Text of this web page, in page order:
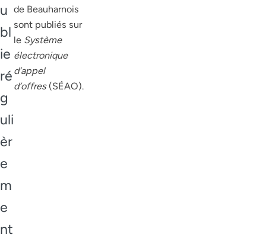
u
bl
ie
ré
g
uli
èr
e
m
e
nt
de Beauharnois
sont publiés sur
le Système
électronique
d’appel
d’offres(SÉAO).